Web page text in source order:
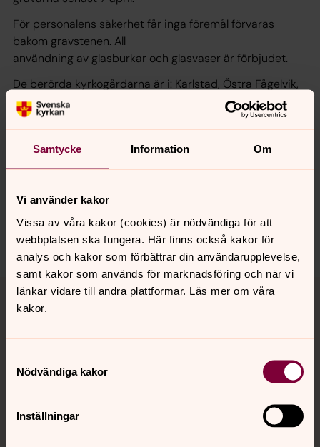
Samtycke Information Om
Vi använder kakor
Vissa av våra kakor (cookies) är nödvändiga för att
webbplatsen ska fungera. Här finns också kakor för
analys och kakor som förbättrar din användarupplevelse,
samt kakor som används för marknadsföring och när vi
länkar vidare till andra plattformar. Läs mer om våra
kakor.
Nödvändiga kakor
Inställningar
För personalens säkerhet får inga föremål förvaras
bakom gravstenen. All
användning av glasburkar och glasvaser är förbjudet.
De berörda kyrkogårdarna är i: Karlstad, Östra Fågelvik,
Väse, Molkom, Alster och Älvsbacka.
Synpunkter eller frågor på sidans
Dela
Tillbaka till toppen
Tillbaka till innehållet
Kalender